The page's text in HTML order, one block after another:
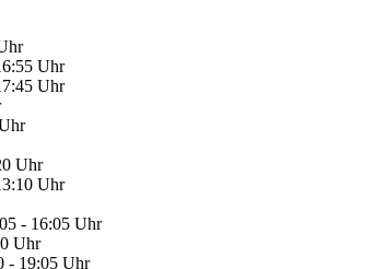
Uhr
Uhr
Uhr
Uhr
- 16:05 Uhr
Uhr
- 19:05 Uhr